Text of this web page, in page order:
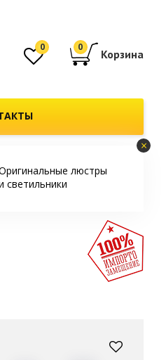
0 0
Корзина
×
люстры
светильники